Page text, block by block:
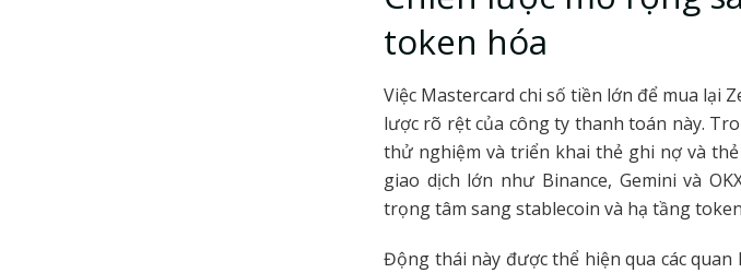
token hóa
Việc Mastercard chi số tiền lớn để mua lại
lược rõ rệt của công ty thanh toán này.
thử nghiệm và triển khai thẻ ghi nợ và
giao dịch lớn như Binance, Gemini và
trọng tâm sang stablecoin và hạ tầng
Động thái này được thể hiện qua các